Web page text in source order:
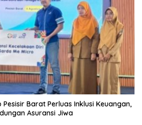
Barat Perluas Inklusi Keuangan,
Asuransi Jiwa